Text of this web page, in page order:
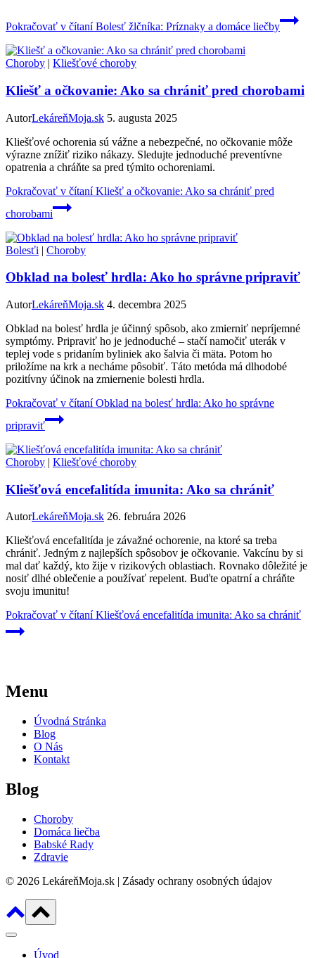
Pokračovať v čítaníBolesť žlčníka: Príznaky a domáce liečby
Choroby | Kliešťové choroby
Kliešť a očkovanie: Ako sa chrániť pred chorobami
AutorLekáreňMoja.sk 5. augusta 2025
Kliešťové ochorenia sú vážne a nebezpečné, no očkovanie môže
výrazne znížiť riziko nákazy. Sledujte jednoduché preventívne
opatrenia a chráňte sa pred týmito ochoreniami.
Pokračovať v čítaníKliešť a očkovanie: Ako sa chrániť pred
chorobami
Bolesťi | Choroby
Obklad na bolesť hrdla: Ako ho správne pripraviť
AutorLekáreňMoja.sk 4. decembra 2025
Obklad na bolesť hrdla je účinný spôsob, ako zmierniť nepríjemné
symptómy. Pripraviť ho je jednoduché – stačí namočiť uterák v
teplej vode s pridaním byliniek ako šalvia či mäta. Potom ho
priložíme na krk a necháme pôsobiť. Táto metóda má dlhodobé
pozitívny účinok na zmiernenie bolesti hrdla.
Pokračovať v čítaníObklad na bolesť hrdla: Ako ho správne
pripraviť
Choroby | Kliešťové choroby
Kliešťová encefalitída imunita: Ako sa chrániť
AutorLekáreňMoja.sk 26. februára 2026
Kliešťová encefalitída je závažné ochorenie, na ktoré sa treba
chrániť. Jedným z najlepších spôsobov je očkovanie. Vakcínu by si
mal dať každý, kto žije v rizikových oblastiach. Rovnako dôležité je
nosiť dlhé oblečenie a používať repelent. Buďte opatrní a chráňte
svoju imunitu!
Pokračovať v čítaníKliešťová encefalitída imunita: Ako sa chrániť
Menu
Úvodná Stránka
Blog
O Nás
Kontakt
Blog
Choroby
Domáca liečba
Babské Rady
Zdravie
© 2026 LekáreňMoja.sk | Zásady ochrany osobných údajov
Úvod